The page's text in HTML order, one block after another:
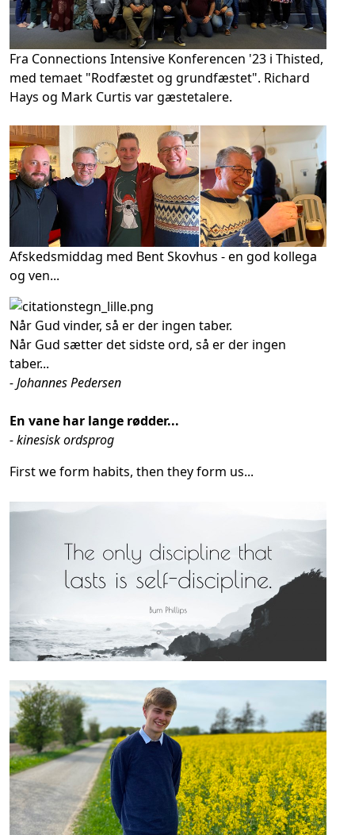
Fra Connections Intensive Konferencen '23 i Thisted,
med temaet "Rodfæstet og grundfæstet". Richard
Hays og Mark Curtis var gæstetalere.
Afskedsmiddag med Bent Skovhus - en god kollega
og ven...
Når Gud vinder, så er der ingen taber.
Når Gud sætter det sidste ord, så er der ingen
taber...
- Johannes Pedersen
En vane har lange rødder...
- kinesisk ordsprog
First we form habits, then they form us...